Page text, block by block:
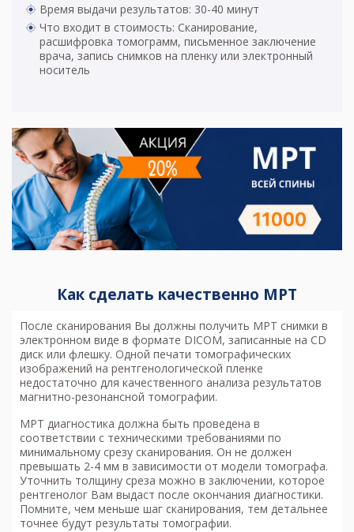
Время выдачи результатов: 30-40 минут
Что входит в стоимость: Сканирование,
расшифровка томограмм, письменное заключение
врача, запись снимков на пленку или электронный
носитель
Как сделать качественно МРТ
После сканирования Вы должны получить МРТ снимки в
электронном виде в формате DICOM, записанные на CD
диск или флешку. Одной печати томографических
изображений на рентгенологической пленке
недостаточно для качественного анализа результатов
магнитно-резонансной томографии.
МРТ диагностика должна быть проведена в
соответствии с техническими требованиями по
минимальному срезу сканирования. Он не должен
превышать 2-4 мм в зависимости от модели томографа.
Уточнить толщину среза можно в заключении, которое
рентгенолог Вам выдаст после окончания диагностики.
Помните, чем меньше шаг сканирования, тем детальнее
точнее будут результаты томографии.